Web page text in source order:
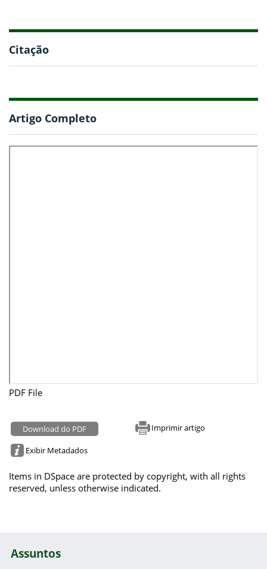
Citação
Artigo Completo
PDF File
Download do PDF Imprimir artigo
Exibir Metadados
Items in DSpace are protected by copyright, with all rights
reserved, unless otherwise indicated.
Assuntos